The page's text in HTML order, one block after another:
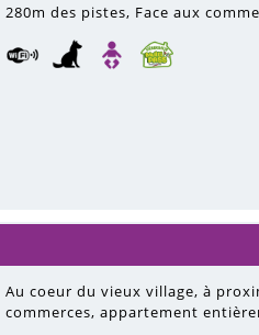
280m des pistes Face aux
Au coeur du vieux village, à
commerces, appartement